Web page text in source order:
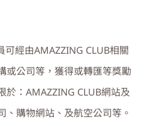
可經由AMAZZING CLUB相關
或公司等，獲得或轉匯等獎勵
於：AMAZZING CLUB網站及
、購物網站、及航空公司等。